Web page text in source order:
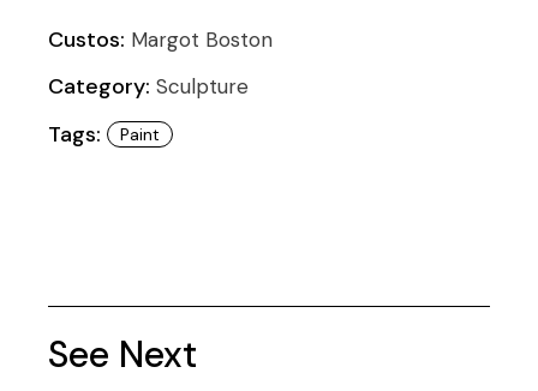
Custos: Margot Boston
Category: Sculpture
Tags: Paint
See Next